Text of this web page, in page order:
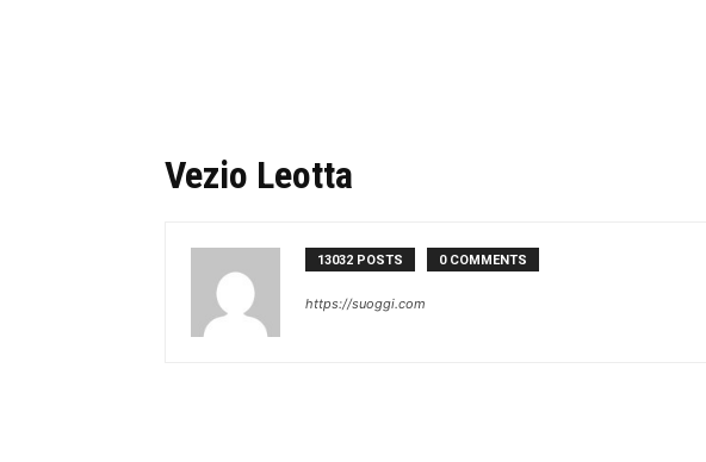
Vezio Leotta
13032 POSTS 0 COMMENTS
https://suoggi.com